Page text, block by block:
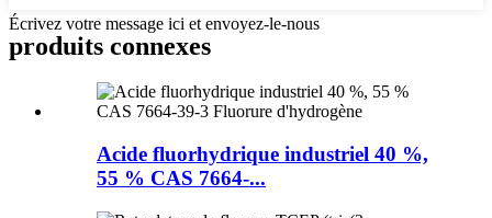
Écrivez votre message ici et envoyez-le-nous
produits connexes
Acide fluorhydrique industriel 40 %,
55 % CAS 7664-...